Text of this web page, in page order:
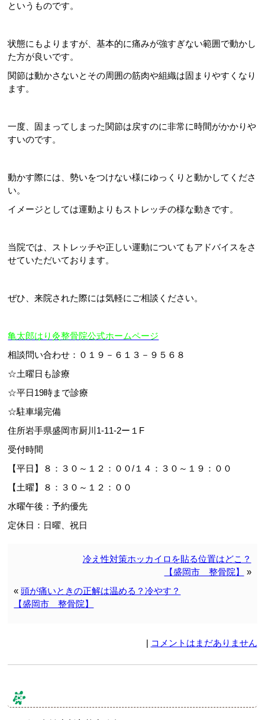
というものです。
状態にもよりますが、基本的に痛みが強すぎない範囲で動かし
た方が良いです。
関節は動かさないとその周囲の筋肉や組織は固まりやすくなり
ます。
一度、固まってしまった関節は戻すのに非常に時間がかかりや
すいのです。
動かす際には、勢いをつけない様にゆっくりと動かしてくださ
い。
イメージとしては運動よりもストレッチの様な動きです。
当院では、ストレッチや正しい運動についてもアドバイスをさ
せていただいております。
ぜひ、来院された際には気軽にご相談ください。
亀太郎はり灸整骨院公式ホームページ
相談問い合わせ：０１９－６１３－９５６８
☆土曜日も診療
☆平日19時まで診療
☆駐車場完備
住所岩手県盛岡市厨川1-11-2ー１F
受付時間
【平日】８：３０～１２：００/１４：３０～１９：００
【土曜】８：３０～１２：００
水曜午後：予約優先
定休日：日曜、祝日
冷え性対策ホッカイロを貼る位置はどこ？
【盛岡市 整骨院】
»
«頭が痛いときの正解は温める？冷やす？
【盛岡市 整骨院】
| コメントはまだありません
コメント & トラックバック